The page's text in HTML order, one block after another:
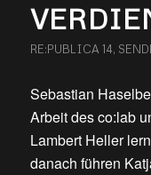
RE:PUBLICA 14,
Sebastian
Arbeit des co:lab
Lambert Heller
danach führen